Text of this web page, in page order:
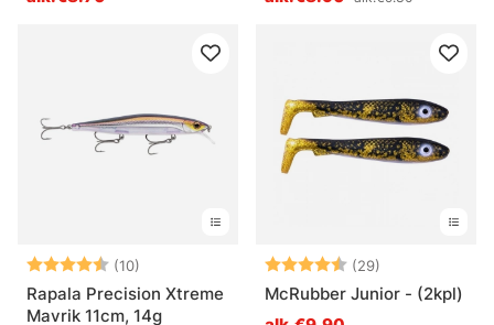
Arvio: (10)
4.9 5:sta tähdestä
Rapala Precision Xtreme
Mavrik 11cm, 14g
Arvio: (29)
McRubber Junior - (2kpl)